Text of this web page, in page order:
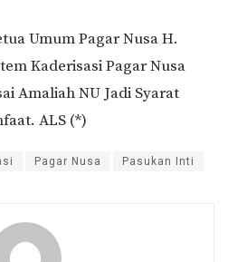
Umum Pagar Nusa H.
Kaderisasi Pagar Nusa
Amaliah NU Jadi Syarat
ALS (*)
Pagar Nusa Pasukan Inti